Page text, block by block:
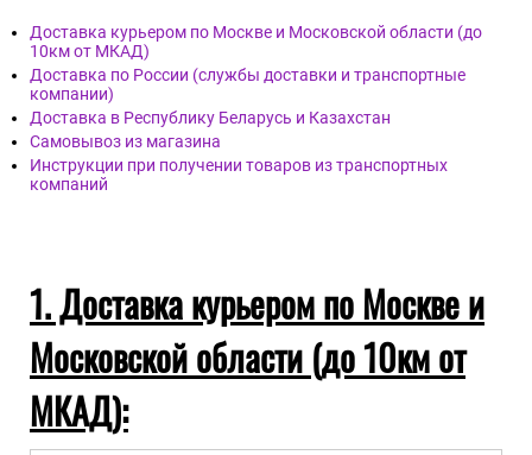
Доставка курьером по Москве и Московской области (до
10км от МКАД)
Доставка по России (службы доставки и транспортные
компании)
Доставка в Республику Беларусь и Казахстан
Самовывоз из магазина
Инструкции при получении товаров из транспортных
компаний
1. Доставка курьером по Москве и
Московской области (до 10км от
МКАД):